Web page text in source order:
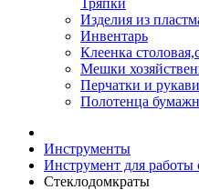
Тряпки
Изделия из
Инвентарь
Клеенка
Мешки
Перчатки и
Полотенца
Инструменты
Инструмент для работы
Стеклодомкраты